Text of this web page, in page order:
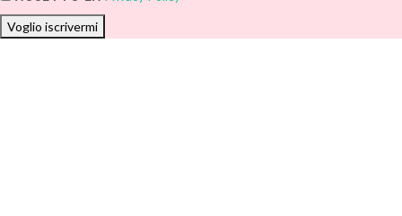
Voglio iscrivermi